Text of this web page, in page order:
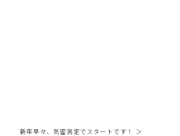
新年早々、気密測定でスタートです！ ＞